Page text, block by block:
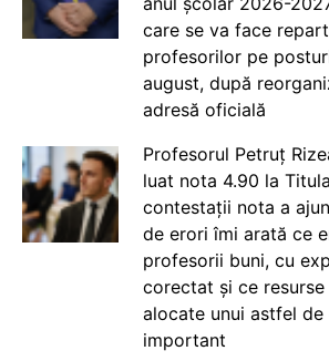
care se va face
profesorilor pe
august, după
adresă oficială
Profesorul Petruț
luat nota 4.90 la
contestații nota a
de erori îmi arată ce
profesorii buni, cu
corectat și ce
alocate unui astfel de
important